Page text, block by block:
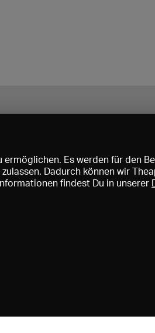
Es werden für den
Dadurch können wir
findest Du in unserer